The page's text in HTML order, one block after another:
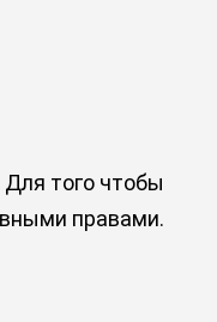
того чтобы
правами.